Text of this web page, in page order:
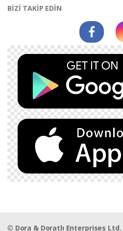
BİZİ TAKİP EDİN
© Dora & Doratlı Enterprises Ltd.